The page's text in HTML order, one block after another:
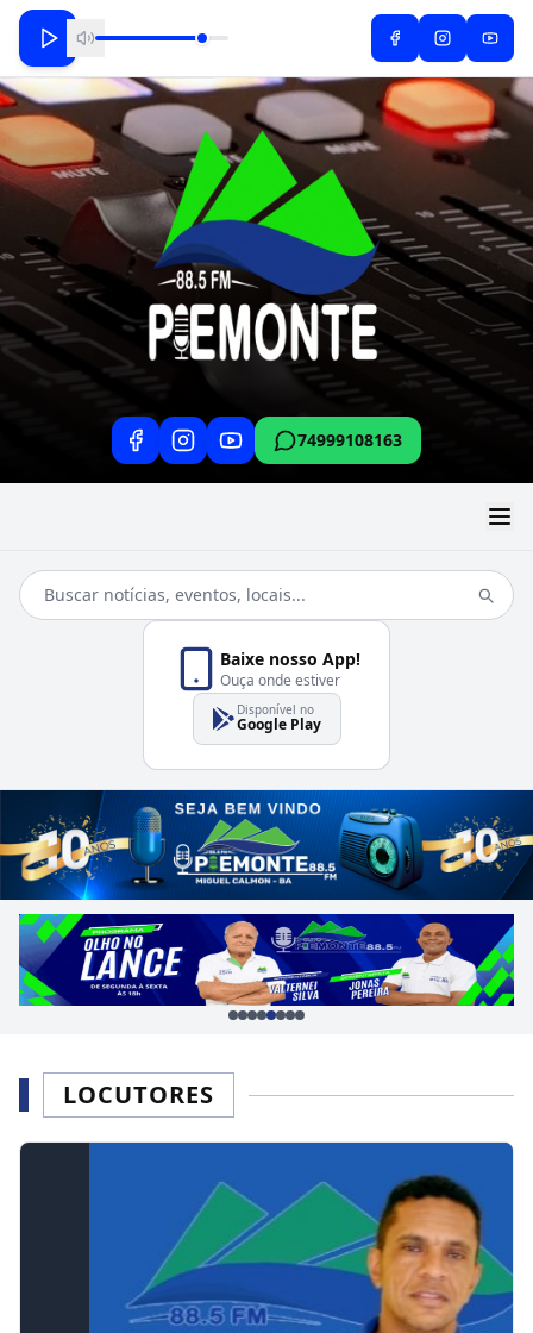
74999108163
Baixe nosso App!
Ouça onde estiver
Disponível no
Google Play
LOCUTORES